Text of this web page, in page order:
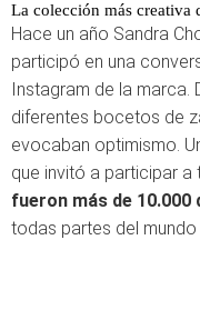
La colección más creativa
Hace un año Sandra
participó en una
Instagram de la marca.
diferentes bocetos de
evocaban optimismo.
que invitó a participar
fueron más de 10.000
todas partes del